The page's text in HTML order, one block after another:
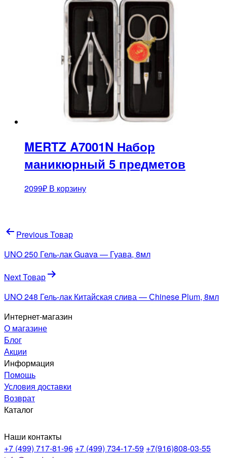
MERTZ A7001N Набор
маникюрный 5 предметов
2099₽ В корзину
Навигация
по
записям
Previous Товар
UNO 250 Гель-лак Guava — Гуава, 8мл
Next Товар
UNO 248 Гель-лак Китайская слива — Сhinese Plum, 8мл
Интернет-магазин
О магазине
Блог
Акции
Информация
Помощь
Условия доставки
Возврат
Каталог
Наши контакты
+7 (499) 717-81-96 +7 (499) 734-17-59 +7(916)808-03-55